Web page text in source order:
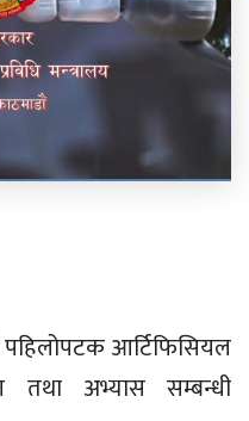
आर्टिफिसियल
तथा अभ्यास सम्बन्धी